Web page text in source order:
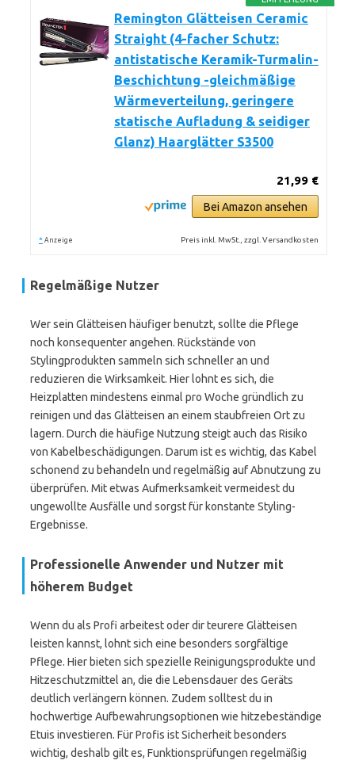
Remington Glätteisen Ceramic
Straight (4-facher Schutz:
antistatische Keramik-Turmalin-
Beschichtung -gleichmäßige
Wärmeverteilung, geringere
statische Aufladung & seidiger
Glanz) Haarglätter S3500
21,99 €
Bei Amazon ansehen
* Anzeige Preis inkl. MwSt., zzgl. Versandkosten
Regelmäßige Nutzer
Wer sein Glätteisen häufiger benutzt, sollte die Pflege
noch konsequenter angehen. Rückstände von
Stylingprodukten sammeln sich schneller an und
reduzieren die Wirksamkeit. Hier lohnt es sich, die
Heizplatten mindestens einmal pro Woche gründlich zu
reinigen und das Glätteisen an einem staubfreien Ort zu
lagern. Durch die häufige Nutzung steigt auch das Risiko
von Kabelbeschädigungen. Darum ist es wichtig, das Kabel
schonend zu behandeln und regelmäßig auf Abnutzung zu
überprüfen. Mit etwas Aufmerksamkeit vermeidest du
ungewollte Ausfälle und sorgst für konstante Styling-
Ergebnisse.
Professionelle Anwender und Nutzer mit
höherem Budget
Wenn du als Profi arbeitest oder dir teurere Glätteisen
leisten kannst, lohnt sich eine besonders sorgfältige
Pflege. Hier bieten sich spezielle Reinigungsprodukte und
Hitzeschutzmittel an, die die Lebensdauer des Geräts
deutlich verlängern können. Zudem solltest du in
hochwertige Aufbewahrungsoptionen wie hitzebeständige
Etuis investieren. Für Profis ist Sicherheit besonders
wichtig, deshalb gilt es, Funktionsprüfungen regelmäßig